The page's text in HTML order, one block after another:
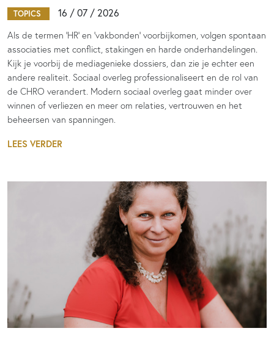
TOPICS 16 / 07 / 2026
Als de termen 'HR' en 'vakbonden' voorbijkomen, volgen spontaan
associaties met conflict, stakingen en harde onderhandelingen.
Kijk je voorbij de mediagenieke dossiers, dan zie je echter een
andere realiteit. Sociaal overleg professionaliseert en de rol van
de CHRO verandert. Modern sociaal overleg gaat minder over
winnen of verliezen en meer om relaties, vertrouwen en het
beheersen van spanningen.
LEES VERDER